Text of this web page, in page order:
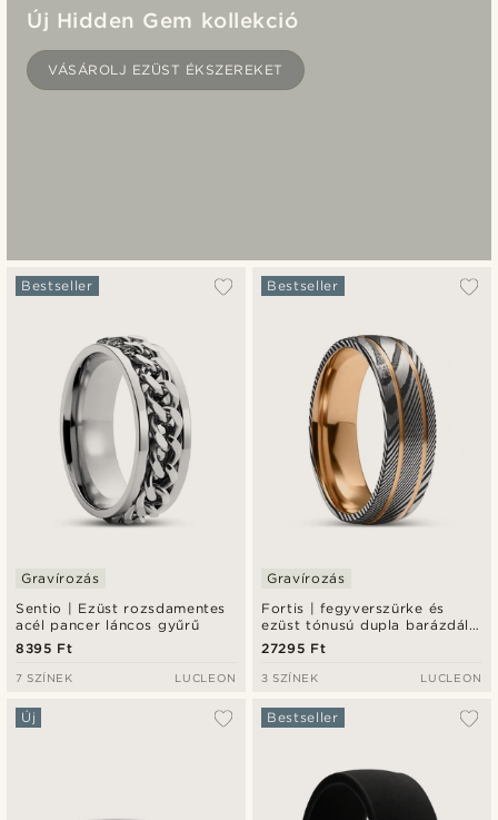
Sentio | Ezüst rozsdamentes
acél pancer láncos gyűrű
Bestseller
Gravírozás
8395 Ft
7 SZÍNEK LUCLEON
Fortis | fegyverszürke és
ezüst tónusú dupla barázdált
damaszkuszi acél és
rózsaarany tónusú titángyűrű
- 7 mm
Bestseller
Gravírozás
27295 Ft
3 SZÍNEK LUCLEON
Új Bestseller
Új Hidden Gem kollekció
VÁSÁROLJ EZÜST ÉKSZEREKET